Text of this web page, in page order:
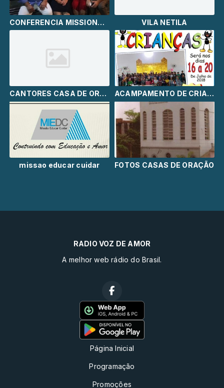
CONFERENCIA MISSIONÁRIA VILA NETILA
CANTORES CASA DE ORAÇÃO ACAMPAMENTO DE CRIANÇAS
missao educar cuidar FOTOS CASAS DE ORAÇÃO
RADIO VOZ DE AMOR
A melhor web rádio do Brasil.
Página Inicial
Programação
Promoções